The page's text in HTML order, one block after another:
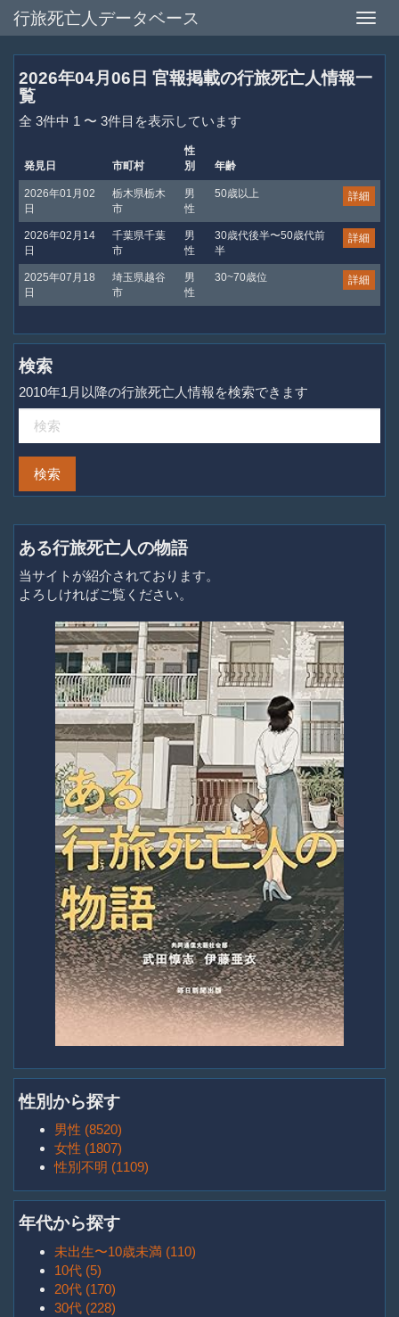
Toggle
行旅死亡人データベース
2026年04月06日 官報掲載の行旅死亡人情報一
覧
全 3件中 1 〜 3件目を表示しています
発見日 市町村
性
別
年齢
2026年01月02
日
栃木県栃木
市
男
性
50歳以上 詳細
2026年02月14
日
千葉県千葉
市
男
性
30歳代後半〜50歳代前
半
詳細
2025年07月18
日
埼玉県越谷
市
男
性
30~70歳位 詳細
検索
2010年1月以降の行旅死亡人情報を検索できます
ある行旅死亡人の物語
当サイトが紹介されております。
よろしければご覧ください。
性別から探す
男性 (8520)
女性 (1807)
性別不明 (1109)
年代から探す
未出生〜10歳未満 (110)
10代 (5)
20代 (170)
30代 (228)